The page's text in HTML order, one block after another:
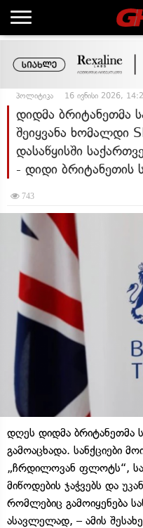
პოლიტიკა 16 ივნისი 2026,
დიდმა ბრიტანეთმა
შეიყვანა ხომალდი
დასაწყისში
- დიდი ბრიტანეთის
743
დღეს დიდმა ბრიტანეთმა
გამოაცხადა. სანქციები
„ჩრდილოვან ფლოტს“,
მიწოდების ჯაჭვებს და
რომლებიც გამოიყენება
ასავლელად, – ამის